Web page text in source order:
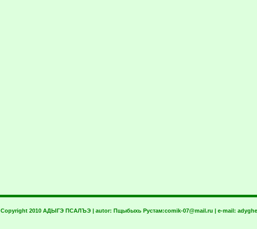
Copyright 2010 АДЫГЭ ПСАЛЪЭ | autor: Пщыбыхь Рустам:comik-07@mail.ru | e-mail: